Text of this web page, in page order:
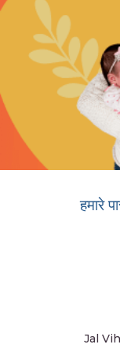
हमारे
Jal